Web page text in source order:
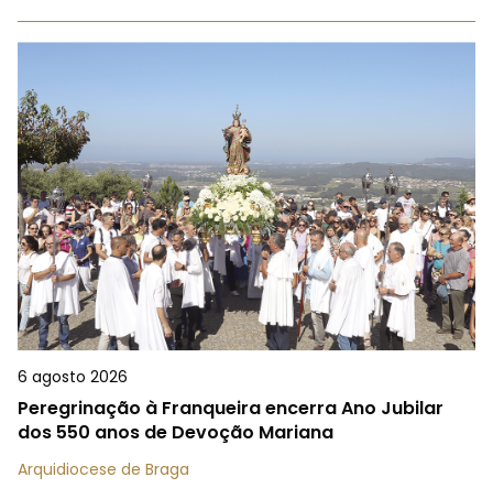
6 agosto 2026
Peregrinação à Franqueira encerra Ano Jubilar
dos 550 anos de Devoção Mariana
Arquidiocese de Braga